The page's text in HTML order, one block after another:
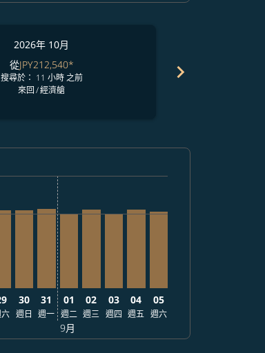
2026年 10月
從JPY212,540*
搜尋於： 11 小時 之前
來回/經濟艙
chevron_right
JPY257,330
從 JPY254,740
查找票價
09/13: 從 JPY257,330
– 2026/08/27: 從 JPY219,040
08/26 – 2026/09/06: 從 JPY257,330
2026/08/27 – 2026/09/17: 從 JPY217,440
2026/08/28 – 2026/09/19: 從 JPY257,330
NRT–PHX, 2026/08/29 – 2026/09/13: 從 JPY222,340
NRT–PHX, 2026/08/30 – 2026/09/12: 從
30
週日
NRT–PHX, 2026/08/31 – 2026/09/17: 從
31
週一
01
週二
9月
02
週三
03
週四
04
週五
05
週六